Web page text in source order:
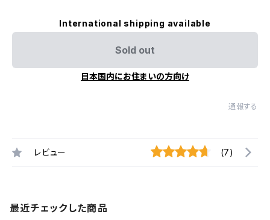
International shipping available
Sold out
日本国内にお住まいの方向け
通報する
レビュー (7)
最近チェックした商品